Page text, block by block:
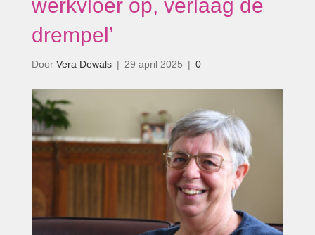
werkvloer op, verlaag de
drempel’
Door Vera Dewals | 29 april 2025 | 0